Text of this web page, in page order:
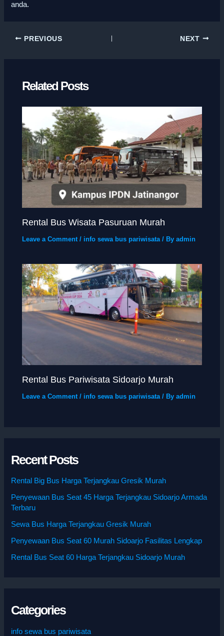
anda.
PREVIOUS NEXT
Related Posts
Rental Bus Wisata Pasuruan Murah
Leave a Comment / info sewa bus pariwisata / Byadmin
Rental Bus Pariwisata Sidoarjo Murah
Leave a Comment / info sewa bus pariwisata / Byadmin
Recent Posts
Rental Big Bus Harga Terjangkau Gresik Murah
Penyewaan Bus Seat 45 Harga Terjangkau Sidoarjo Armada
Terbaru
Sewa Bus Harga Terjangkau Gresik Murah
Penyewaan Bus Seat 60 Murah Sidoarjo Fasilitas Lengkap
Rental Bus Seat 60 Harga Terjangkau Sidoarjo Murah
Categories
info sewa bus pariwisata